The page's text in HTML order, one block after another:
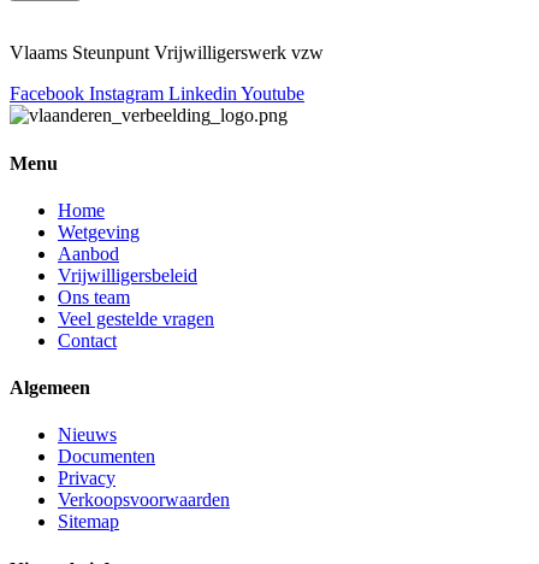
Vlaams Steunpunt Vrijwilligerswerk vzw
Facebook Instagram Linkedin Youtube
Menu
Home
Wetgeving
Aanbod
Vrijwilligersbeleid
Ons team
Veel gestelde vragen
Contact
Algemeen
Nieuws
Documenten
Privacy
Verkoopsvoorwaarden
Sitemap